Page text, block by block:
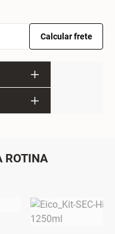
Calcular frete
ROTINA